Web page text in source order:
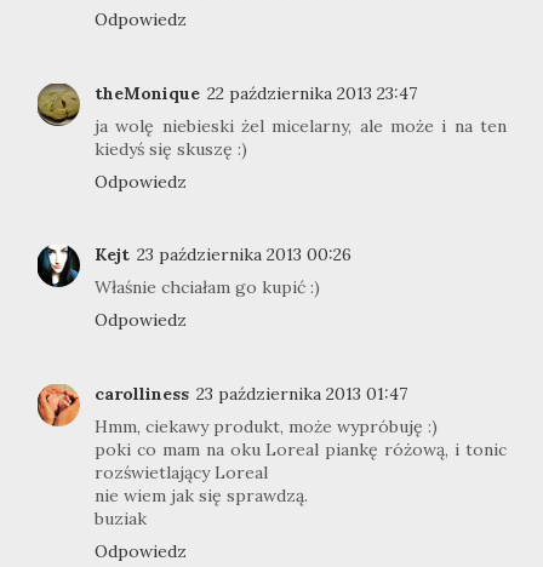
Odpowiedz
theMonique 22 października 2013 23:47
ja wolę niebieski żel micelarny, ale może i na ten
kiedyś się skuszę :)
Odpowiedz
Kejt 23 października 2013 00:26
Właśnie chciałam go kupić :)
Odpowiedz
carolliness 23 października 2013 01:47
Hmm, ciekawy produkt, może wypróbuję :)
poki co mam na oku Loreal piankę różową, i tonic
rozświetlający Loreal
nie wiem jak się sprawdzą.
buziak
Odpowiedz